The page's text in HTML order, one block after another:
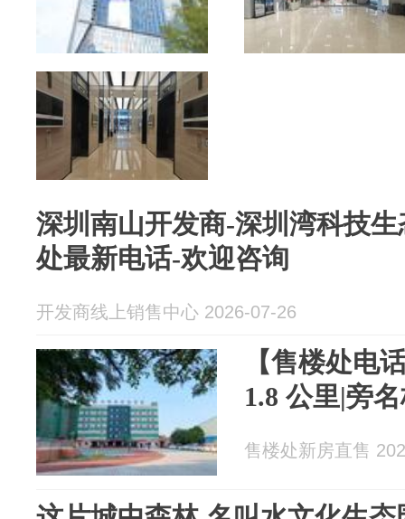
深圳南山开发商-深圳湾科技
处最新电话-欢迎咨询
开发商线上销售中心 2026-07-26
【售楼处电
1.8 公里|旁
售楼处新房直售